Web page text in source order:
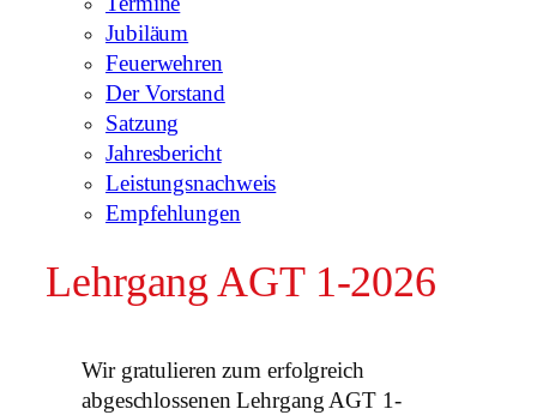
Jubiläum
Feuerwehren
Der Vorstand
Satzung
Jahresbericht
Leistungsnachweis
Empfehlungen
Lehrgang AGT 1-2026
Wir gratulieren zum erfolgreich
abgeschlossenen Lehrgang AGT 1-